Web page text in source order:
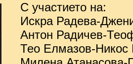
С участието на:
Искра Радева-
Антон Радичев-
Тео Елмазов-Никос